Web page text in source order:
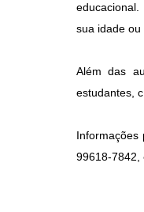
sua idade ou
Além das
estudantes,
Informações
99618-7842,